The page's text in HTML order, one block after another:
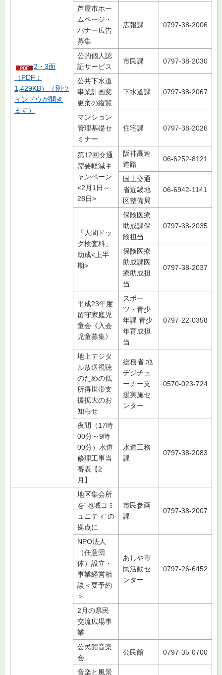
2・3面
（PDF：
1,429KB）（別ウ
ィンドウが開き
ます）
芦屋市ホー
ムページ・
バナー広告
募集
広報課 0797-38-2006
公的個人認
証サービス
市民課 0797-38-2030
公共下水道
事業計画変
更案の縦覧
下水道課 0797-38-2067
マンション
管理基礎セ
ミナー
住宅課 0797-38-2026
第12回交通
需要軽減キ
ャンペーン
<2月1日～
28日>
阪神高速
道路
06-6252-8121
国土交通
省近畿地
区整備局
06-6942-1141
「人間ドッ
グ検査料」
助成<上半
期>
保険医療
助成課保
険担当
0797-38-2035
保険医療
助成課医
療助成担
当
0797-38-2037
平成23年度
留守家庭児
童会《入会
児童募集》
スポー
ツ・青少
年課 青少
年育成担
当
0797-22-0358
地上デジタ
ル放送視聴
のための低
所得世帯支
援拡大のお
知らせ
総務省 地
デジチュ
ーナー支
援実施セ
ンター
0570-023-724
夜間（17時
00分～9時
00分）水道
修理工事当
番表【2
月】
水道工務
課
0797-38-2083
地区集会所
を“地域コミ
ュニティ”の
拠点に
市民参画
課
0797-38-2007
NPO法人
（任意団
体）設立・
事業経営相
談＜要予約
＞
あしや市
民活動セ
ンター
0797-26-6452
2月の県民
交流広場事
業
公民館音楽
会
公民館 0797-35-0700
音楽と風景